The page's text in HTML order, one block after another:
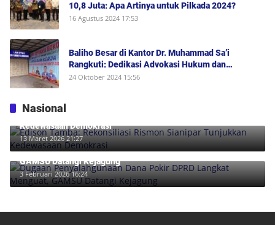
10,8 Juta: Apa Artinya untuk Pilkada 2024?
16 Agustus 2024 17:53
Baliho Besar di Kantor Dr. Muhammad Sa’i
Rangkuti: Dedikasi Advokasi Hukum dan
Dukungan Penuh untuk Bobby-Surya di Pilgub
24 Oktober 2024 15:56
Nasional
Edison Tamba: Rekonsiliasi Rismon Sianipar Tunjukkan
Kedewasaan Demokrasi
13 Maret 2026 21:27
Dugaan Penyalahgunaan Dana Pokir DPRD Langkat Menguat,
GAMSU Datangi Kejagung
3 Februari 2026 16:24